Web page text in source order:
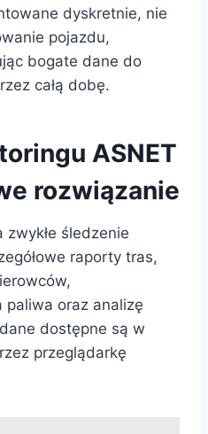
dyskretnie, nie
pojazdu,
bogate dane do
całą dobę.
ASNET
rozwiązanie
śledzenie
raporty tras,
paliwa oraz analizę
dostępne są w
przeglądarkę